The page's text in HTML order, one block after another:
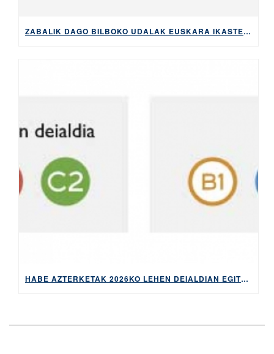
ZABALIK DAGO BILBOKO UDALAK EUSKARA IKASTEKO ESKAINTZEN DITUEN DIRULAGUNTZAK ESKATZEKO EPEA, 2026KO MAIATZAREN 5ERA ARTE
HABE AZTERKETAK 2026KO LEHEN DEIALDIAN EGITEKO MATRIKULA-EPEA, APIRILAREN 9TIK 14RA EGONGO DA ZABALIK